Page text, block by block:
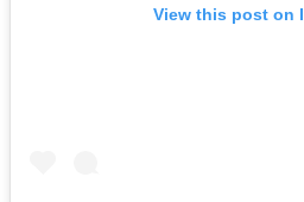
View this post on